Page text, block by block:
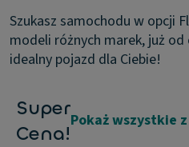
Szukasz samochodu w opcji
modeli różnych marek, już od
idealny pojazd dla Ciebie!
Super
Cena!
Pokaż wszystkie